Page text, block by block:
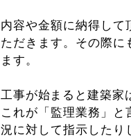
内容や金額に納得して
ただきます。​その際に
ます。
工事が始まると建築家
これが「監理業務」と
況に対して指示したり